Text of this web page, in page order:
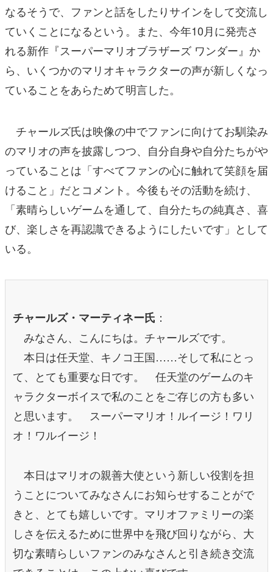
なるそうで、ファンと話をしたりサインをして交流し
ていくことになるという。また、今年10月に発売さ
れる新作『スーパーマリオブラザーズ ワンダー』か
ら、いくつかのマリオキャラクターの声が新しくなっ
ていることをあらためて明言した。
チャールズ氏は映像の中でファンに向けてお馴染み
のマリオの声を披露しつつ、自分自身や自分たちがや
っていることは「すべてファンの心に触れて笑顔を届
けること」だとコメント。今後もその活動を続け、
「素晴らしいゲームを通して、自分たちの純真さ、喜
び、楽しさを再認識できるようにしたいです」として
いる。
チャールズ・マーティネー氏 ：
みなさん、こんにちは。チャールズです。
本日は任天堂、キノコ王国……そして私にとっ
て、とても重要な日です。 任天堂のゲームのキ
ャラクターボイスで私のことをご存じの方も多い
と思います。 スーパーマリオ！ルイージ！ワリ
オ！ワルイージ！
本日はマリオの親善大使という新しい役割を担
うことについてみなさんにお知らせすることがで
きと、とても嬉しいです。マリオファミリーの楽
しさを伝えるために世界中を飛び回りながら、大
切な素晴らしいファンのみなさんと引き続き交流